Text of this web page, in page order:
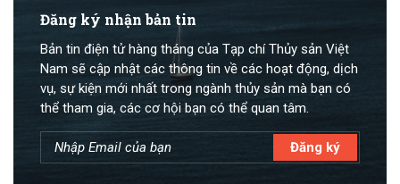
Đăng ký nhận bản tin
Bản tin điện tử hàng tháng của Tạp chí Thủy sản Việt
Nam sẽ cập nhật các thông tin về các hoạt động, dịch
vụ, sự kiện mới nhất trong ngành thủy sản mà bạn có
thể tham gia, các cơ hội bạn có thể quan tâm.